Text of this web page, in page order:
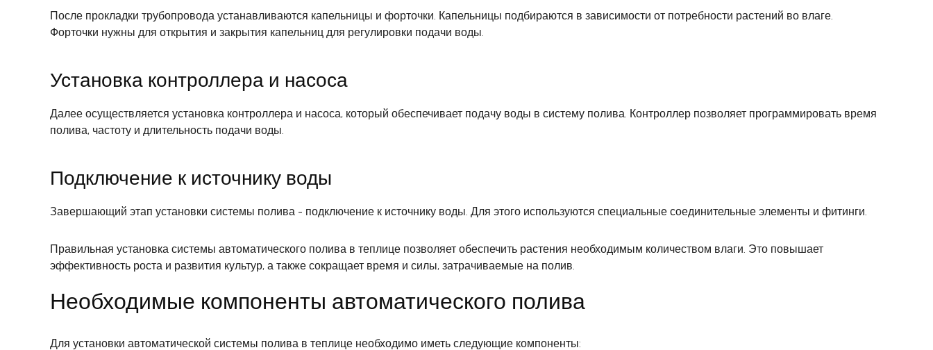
После прокладки трубопровода устанавливаются капельницы и форточки. Капельницы подбираются в зависимости от потребности растений во влаге.
Форточки нужны для открытия и закрытия капельниц для регулировки подачи воды.
Установка контроллера и насоса
Далее осуществляется установка контроллера и насоса, который обеспечивает подачу воды в систему полива. Контроллер позволяет программировать время
полива, частоту и длительность подачи воды.
Подключение к источнику воды
Завершающий этап установки системы полива - подключение к источнику воды. Для этого используются специальные соединительные элементы и фитинги.
Правильная установка системы автоматического полива в теплице позволяет обеспечить растения необходимым количеством влаги. Это повышает
эффективность роста и развития культур, а также сокращает время и силы, затрачиваемые на полив.
Необходимые компоненты автоматического полива
Для установки автоматической системы полива в теплице необходимо иметь следующие компоненты: